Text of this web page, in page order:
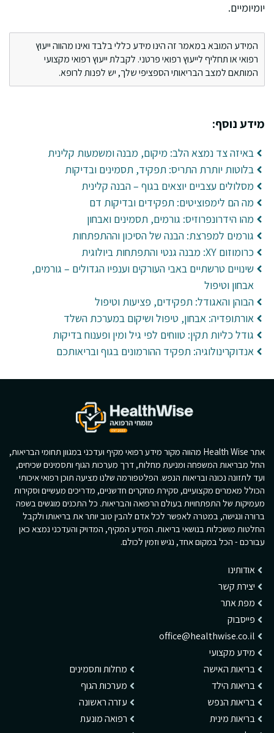
יומיומיים.
המידע המובא במאמר זה הינו מידע כללי בלבד ואינו מהווה ייעוץ
רפואי או תחליף לייעוץ רפואי פרטני. לקבלת ייעוץ רפואי מקצועי
המותאם למצב הבריאותי הספציפי שלך, יש לפנות לרופא.
מידע נוסף:
באיזה צד נמצא הלב: מיקום, מבנה ומשמעות קלינית
בלוטות יותרת התריס: תפקיד, תסמינים ובדיקות
מסלולים עצביים יוצאים בגוף – הבנה קלינית
מה הם לימפוציטים: תפקידים ובדיקות דם
מהו הידרונפרוזיס: גורמים, תסמינים ואבחון
גורמים למפרצת: הבנה של הסיכון וההתפתחות
כרומוזום XY: מבנה גנטי והתפתחות ביולוגית
שינויים טרשתיים באבי העורקים וענפיו הגדולים – גורמים,
אבחון וטיפול
הבוהן והאגודל: תפקידים, פציעות וטיפול
אורתופדיה: אבחון, טיפול ושיקום במערכת השלד
גודל כליות תקין: טווחים לפי גיל ומין ופענוח בדיקות
אנדוקרינולוגיה: תפקיד ההורמונים בגוף ובריאותכם
אתר Health Wise מהווה מקור מידע רפואי מקיף ועדכני במגוון תחומי הבריאות,
החל מבריאות המשפחה ומניעת מחלות, דרך מערכות הגוף ותסמינים שכיחים,
ועד לתזונה נכונה ובריאות הנפש. הפלטפורמה שלנו מציעה תוכן רפואי איכותי
הכולל מאמרים מקצועיים, סקירת מחקרים חדשניים, מדריכים מעשיים וסקירות
מעמיקות של התפתחויות בעולם הרפואה והבריאות. כל התכנים מוגשים בשפה
ברורה ונגישה, במטרה לאפשר לכל אדם להבין טוב יותר את בריאותו ולקבל
החלטות מושכלות בנושאי בריאות. המידע המקיף, המדויק והעדכני נמצא כאן
עבורכם - הכל במקום אחד, נגיש וזמין לכולם.
אודותינו
יצירת קשר
מפת אתר
פייסבוק
office@healthwise.co.il
מידע מקצועי
בריאות האישה
בריאות הילד
בריאות הנפש
בריאות מינית
מחלות ותסמינים
מערכות הגוף
עזרה ראשונה
רפואה מונעת